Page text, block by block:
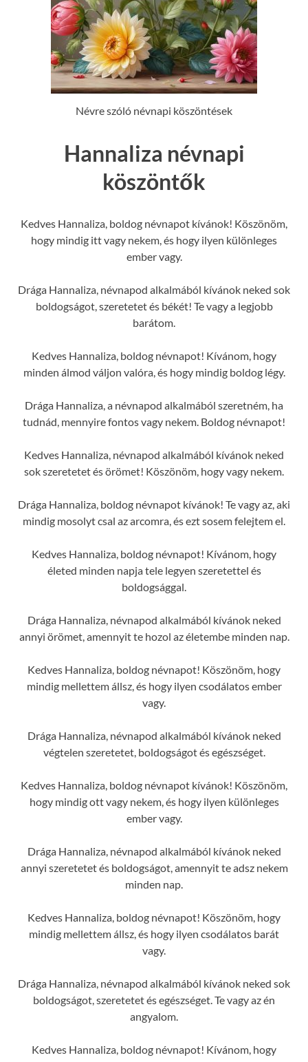
Névre szóló névnapi köszöntések
Hannaliza névnapi
köszöntők
Kedves Hannaliza, boldog névnapot kívánok! Köszönöm,
hogy mindig itt vagy nekem, és hogy ilyen különleges
ember vagy.
Drága Hannaliza, névnapod alkalmából kívánok neked sok
boldogságot, szeretetet és békét! Te vagy a legjobb
barátom.
Kedves Hannaliza, boldog névnapot! Kívánom, hogy
minden álmod váljon valóra, és hogy mindig boldog légy.
Drága Hannaliza, a névnapod alkalmából szeretném, ha
tudnád, mennyire fontos vagy nekem. Boldog névnapot!
Kedves Hannaliza, névnapod alkalmából kívánok neked
sok szeretetet és örömet! Köszönöm, hogy vagy nekem.
Drága Hannaliza, boldog névnapot kívánok! Te vagy az, aki
mindig mosolyt csal az arcomra, és ezt sosem felejtem el.
Kedves Hannaliza, boldog névnapot! Kívánom, hogy
életed minden napja tele legyen szeretettel és
boldogsággal.
Drága Hannaliza, névnapod alkalmából kívánok neked
annyi örömet, amennyit te hozol az életembe minden nap.
Kedves Hannaliza, boldog névnapot! Köszönöm, hogy
mindig mellettem állsz, és hogy ilyen csodálatos ember
vagy.
Drága Hannaliza, névnapod alkalmából kívánok neked
végtelen szeretetet, boldogságot és egészséget.
Kedves Hannaliza, boldog névnapot kívánok! Köszönöm,
hogy mindig ott vagy nekem, és hogy ilyen különleges
ember vagy.
Drága Hannaliza, névnapod alkalmából kívánok neked
annyi szeretetet és boldogságot, amennyit te adsz nekem
minden nap.
Kedves Hannaliza, boldog névnapot! Köszönöm, hogy
mindig mellettem állsz, és hogy ilyen csodálatos barát
vagy.
Drága Hannaliza, névnapod alkalmából kívánok neked sok
boldogságot, szeretetet és egészséget. Te vagy az én
angyalom.
Kedves Hannaliza, boldog névnapot! Kívánom, hogy